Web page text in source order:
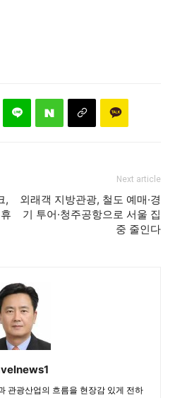
,
Next article
외래객 지방관광, 철도 예매·경
기 투어·청주공항으로 서울 집
중 줄인다
관광산업의 흐름을 현장감 있게 전하